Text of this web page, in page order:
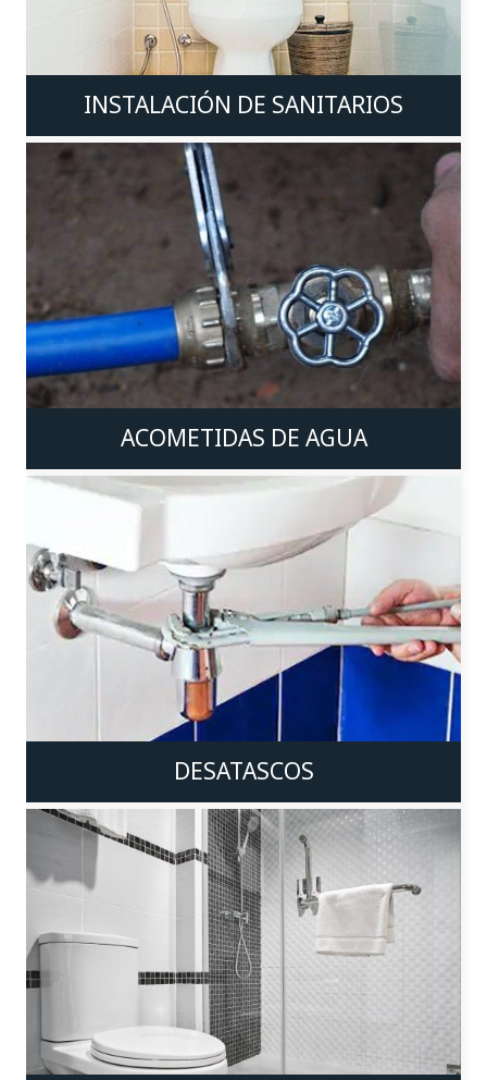
INSTALACIÓN DE SANITARIOS
ACOMETIDAS DE AGUA
DESATASCOS